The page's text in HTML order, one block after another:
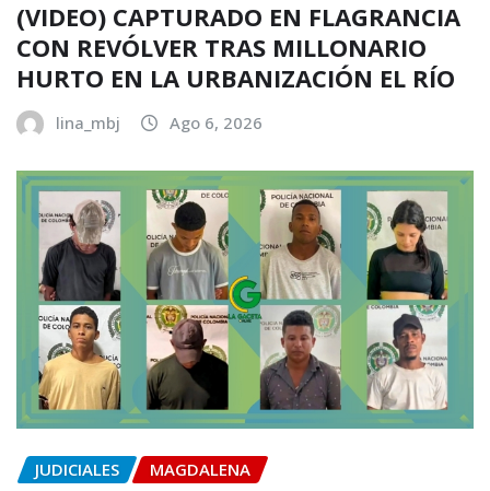
(VIDEO) CAPTURADO EN FLAGRANCIA
CON REVÓLVER TRAS MILLONARIO
HURTO EN LA URBANIZACIÓN EL RÍO
lina_mbj Ago 6, 2026
JUDICIALES MAGDALENA